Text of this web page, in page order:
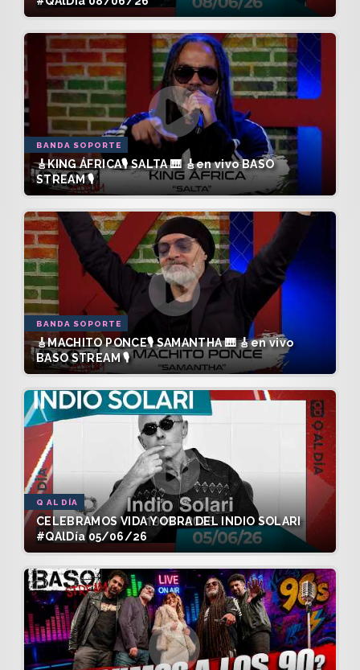
BANDA SOPORTE
🎸KING ÁFRICA🎙️ SALTA 🎹 🎸en vivo BASO
STREAM 🎙️
BANDA SOPORTE
🎸MACHITO PONCE🎙️ SAMANTHA 🎹 🎸en vivo
BASO STREAM 🎙️
Q AL DÍA
CELEBRAMOS VIDA Y OBRA DEL INDIO SOLARI
#QAlDía 05/06/26